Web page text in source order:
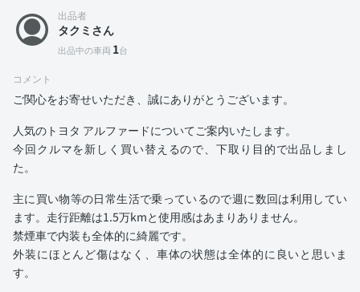
出品者
タクミさん
出品中の車両 1台
コメント
ご関心をお寄せいただき、誠にありがとうございます。
人気のトヨタ アルファードについてご案内いたします。
今回クルマを新しく買い替えるので、下取り目的で出品しまし
た。
主に買い物等の日常生活で乗っているので週に数回は利用してい
ます。走行距離は1.5万kmと使用感はあまりありません。
禁煙車で内装も全体的に綺麗です。
外装にほとんど傷はなく、車体の状態は全体的に良いと思いま
す。